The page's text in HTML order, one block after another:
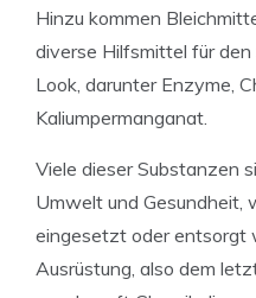
Hinzu kommen
diverse Hilfsmittel für
Look, darunter Enzyme,
Kaliumpermanganat.
Viele dieser Substanzen
Umwelt und Gesundheit,
eingesetzt oder entsorgt
Ausrüstung, also dem